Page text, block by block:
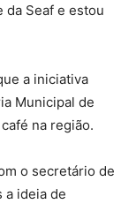
da Seaf e estou
a iniciativa
Municipal de
na região.
o secretário de
a ideia de